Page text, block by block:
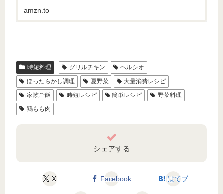
amzn.to
時短料理 グリルチキン
ヘルシオ
ほったらかし調理
夏野菜
大量消費レシピ
家族ご飯
時短レシピ 簡単レシピ
野菜料理
鶏もも肉
シェアする
X Facebook はてブ